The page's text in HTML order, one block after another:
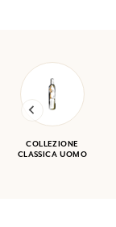
COLLEZIONE
CLASSICA UOMO